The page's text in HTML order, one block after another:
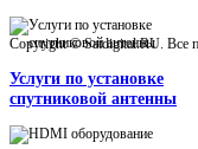
Услуги по установке
спутниковой антенны
Copyright © Satdigital.RU. Все